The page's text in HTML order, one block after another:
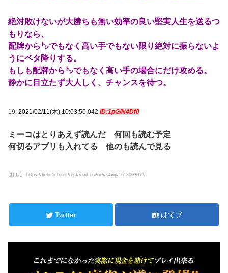
絶対敗けないが大勝ちも無い効率の良い堅実人生を送るつ
もりなら、
配牌から㌧でもなく高い手でもない限り絶対に振らないよ
うにベタ降りする。
もしも配牌から㌧でもなく高い手の場合にだけ攻める。
静かに目立たず大人しく、チャンスを待つ。
19: 2021/02/11(木) 10:03:50.042 ID:1pG/N4Df0
ミーコはとりあえず読んだ 何回も読む予定
何切るアプリも入れてる 他のも読んで見る
引用元：https://hebi.5ch.net/test/read.cgi/news4vip/1613003059/
Twitter はてブ